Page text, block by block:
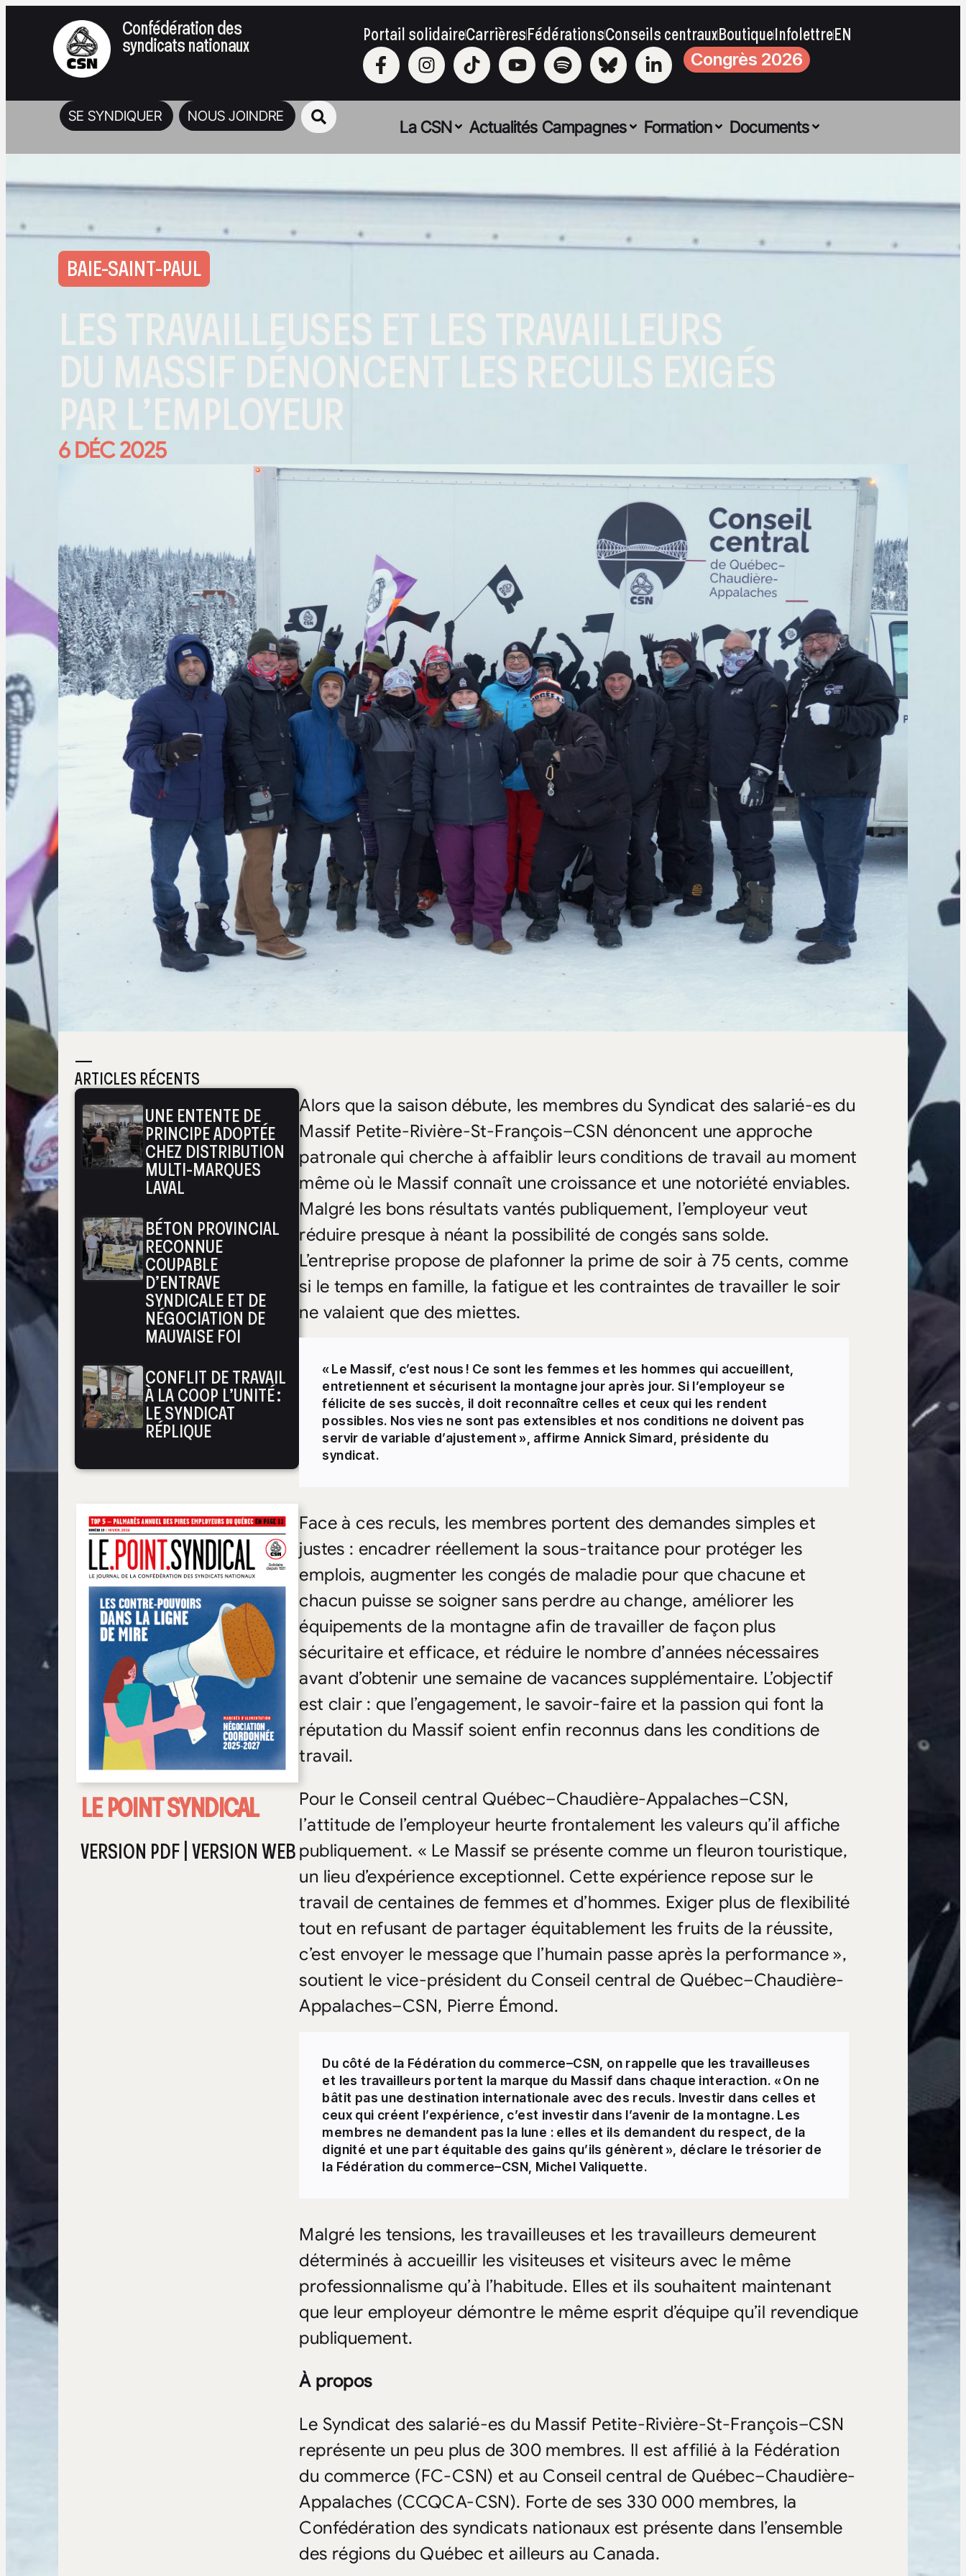
Confédération des
syndicats nationaux Portail solidaireCarrièresFédérationsConseils centrauxBoutiqueInfolettreEN
Congrès 2026
SE SYNDIQUER NOUS JOINDRE
La CSN Actualités Campagnes Formation Documents
BAIE-SAINT-PAUL
LES TRAVAILLEUSES ET LES TRAVAILLEURS
DU MASSIF DÉNONCENT LES RECULS EXIGÉS
PAR L’EMPLOYEUR
6 DÉC 2025
—
ARTICLES RÉCENTS
UNE ENTENTE DE
PRINCIPE ADOPTÉE
CHEZ DISTRIBUTION
MULTI-MARQUES
LAVAL
BÉTON PROVINCIAL
RECONNUE
COUPABLE
D’ENTRAVE
SYNDICALE ET DE
NÉGOCIATION DE
MAUVAISE FOI
CONFLIT DE TRAVAIL
À LA COOP L’UNITÉ :
LE SYNDICAT
RÉPLIQUE
LE POINT SYNDICAL
VERSION PDF|VERSION WEB
Alors que la saison débute, les membres du Syndicat des salarié-es du
Massif Petite-Rivière-St-François–CSN dénoncent une approche
patronale qui cherche à affaiblir leurs conditions de travail au moment
même où le Massif connaît une croissance et une notoriété enviables.
Malgré les bons résultats vantés publiquement, l’employeur veut
réduire presque à néant la possibilité de congés sans solde.
L’entreprise propose de plafonner la prime de soir à 75 cents, comme
si le temps en famille, la fatigue et les contraintes de travailler le soir
ne valaient que des miettes.
« Le Massif, c’est nous ! Ce sont les femmes et les hommes qui accueillent,
entretiennent et sécurisent la montagne jour après jour. Si l’employeur se
félicite de ses succès, il doit reconnaître celles et ceux qui les rendent
possibles. Nos vies ne sont pas extensibles et nos conditions ne doivent pas
servir de variable d’ajustement », affirme Annick Simard, présidente du
syndicat.
Face à ces reculs, les membres portent des demandes simples et
justes : encadrer réellement la sous-traitance pour protéger les
emplois, augmenter les congés de maladie pour que chacune et
chacun puisse se soigner sans perdre au change, améliorer les
équipements de la montagne afin de travailler de façon plus
sécuritaire et efficace, et réduire le nombre d’années nécessaires
avant d’obtenir une semaine de vacances supplémentaire. L’objectif
est clair : que l’engagement, le savoir-faire et la passion qui font la
réputation du Massif soient enfin reconnus dans les conditions de
travail.
Pour le Conseil central Québec–Chaudière-Appalaches–CSN,
l’attitude de l’employeur heurte frontalement les valeurs qu’il affiche
publiquement. « Le Massif se présente comme un fleuron touristique,
un lieu d’expérience exceptionnel. Cette expérience repose sur le
travail de centaines de femmes et d’hommes. Exiger plus de flexibilité
tout en refusant de partager équitablement les fruits de la réussite,
c’est envoyer le message que l’humain passe après la performance »,
soutient le vice-président du Conseil central de Québec–Chaudière-
Appalaches–CSN, Pierre Émond.
Du côté de la Fédération du commerce–CSN, on rappelle que les travailleuses
et les travailleurs portent la marque du Massif dans chaque interaction. « On ne
bâtit pas une destination internationale avec des reculs. Investir dans celles et
ceux qui créent l’expérience, c’est investir dans l’avenir de la montagne. Les
membres ne demandent pas la lune : elles et ils demandent du respect, de la
dignité et une part équitable des gains qu’ils génèrent », déclare le trésorier de
la Fédération du commerce–CSN, Michel Valiquette.
Malgré les tensions, les travailleuses et les travailleurs demeurent
déterminés à accueillir les visiteuses et visiteurs avec le même
professionnalisme qu’à l’habitude. Elles et ils souhaitent maintenant
que leur employeur démontre le même esprit d’équipe qu’il revendique
publiquement.
À propos
Le Syndicat des salarié-es du Massif Petite-Rivière-St-François–CSN
représente un peu plus de 300 membres. Il est affilié à la Fédération
du commerce (FC-CSN) et au Conseil central de Québec–Chaudière-
Appalaches (CCQCA-CSN). Forte de ses 330 000 membres, la
Confédération des syndicats nationaux est présente dans l’ensemble
des régions du Québec et ailleurs au Canada.